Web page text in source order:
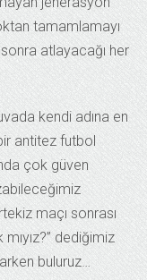
tamamlamayı
atlayacağı her
kendi adına en
antitez futbol
çok güven
maçı sonrası
dediğimiz
buluruz…